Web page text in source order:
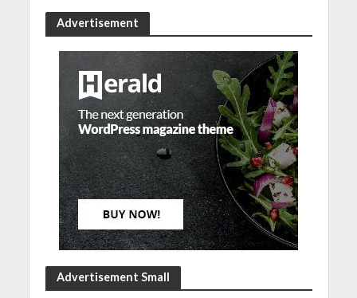
Advertisement
Advertisement Small